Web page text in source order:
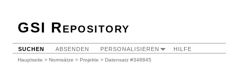
GSI Repository
SUCHEN ABSENDEN PERSONALISIEREN HILFE
Hauptseite > Normsätze > Projekte > Datensatz #348845